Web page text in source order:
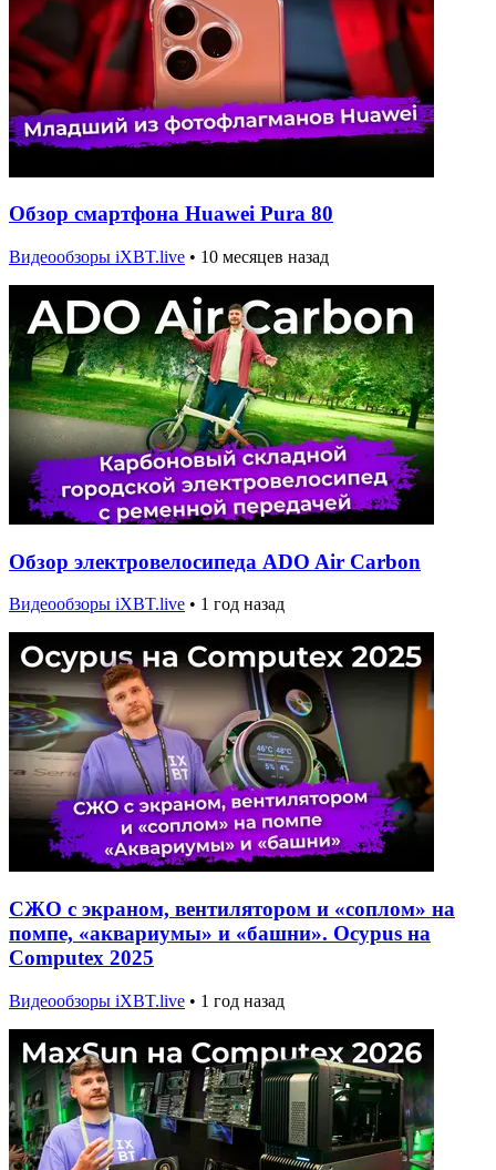
Обзор смартфона Huawei Pura 80
Видеообзоры iXBT.live • 10 месяцев назад
Обзор электровелосипеда ADO Air Carbon
Видеообзоры iXBT.live • 1 год назад
СЖО с экраном, вентилятором и «соплом» на
помпе, «аквариумы» и «башни». Ocypus на
Computex 2025
Видеообзоры iXBT.live • 1 год назад